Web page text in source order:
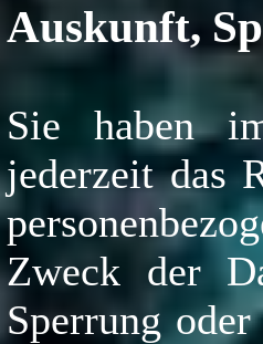
Auskunft,
Sie haben
jederzeit das
Zweck der
Sperrung